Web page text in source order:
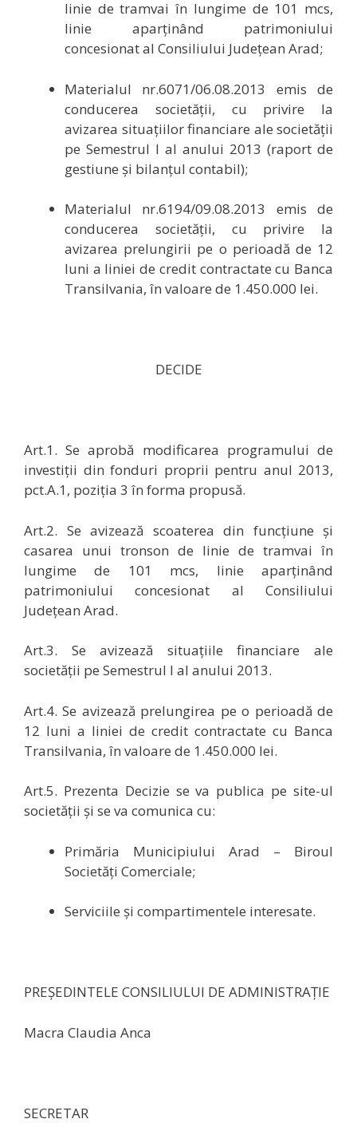
linie de tramvai în lungime de 101 mcs,
linie aparținând patrimoniului
concesionat al Consiliului Județean Arad;
Materialul nr.6071/06.08.2013 emis de
conducerea societății, cu privire la
avizarea situațiilor financiare ale societății
pe Semestrul I al anului 2013 (raport de
gestiune și bilanțul contabil);
Materialul nr.6194/09.08.2013 emis de
conducerea societății, cu privire la
avizarea prelungirii pe o perioadă de 12
luni a liniei de credit contractate cu Banca
Transilvania, în valoare de 1.450.000 lei.
DECIDE
Art.1.Se aprobă modificarea programului de
investiții din fonduri proprii pentru anul 2013,
pct.A.1, poziția 3 în forma propusă.
Art.2. Se avizează scoaterea din funcțiune și
casarea unui tronson de linie de tramvai în
lungime de 101 mcs, linie aparținând
patrimoniului concesionat al Consiliului
Județean Arad.
Art.3. Se avizează situațiile financiare ale
societății pe Semestrul I al anului 2013.
Art.4.Se avizează prelungirea pe o perioadă de
12 luni a liniei de credit contractate cu Banca
Transilvania, în valoare de 1.450.000 lei.
Art.5. Prezenta Decizie se va publica pe site-ul
societății și se va comunica cu:
Primăria Municipiului Arad – Biroul
Societăți Comerciale;
Serviciile și compartimentele interesate.
PREŞEDINTELE CONSILIULUI DE ADMINISTRAŢIE
Macra Claudia Anca
SECRETAR